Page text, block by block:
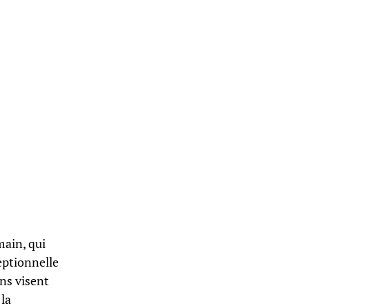
qui
visent